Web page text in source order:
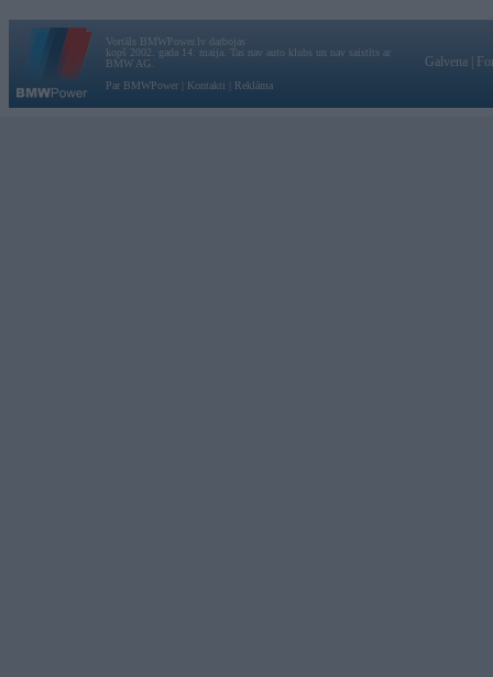
Vortāls BMWPower.lv darbojas
kopš 2002. gada 14. maija. Tas nav auto klubs un nav saistīts ar
BMW AG.
Par BMWPower
Kontakti Reklāma
Galvena